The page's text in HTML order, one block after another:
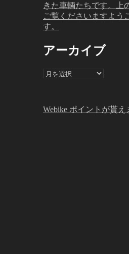
きた車輌たちです。上
ご覧くださいますよう
す。
アーカイブ
ア
イ
ブ
Webike ポイントが貰